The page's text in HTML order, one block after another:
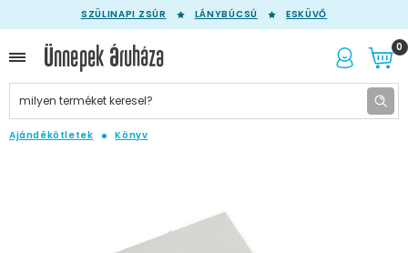
SZÜLINAPI ZSÚR LÁNYBÚCSÚ ESKÜVŐ
0
Ajándékötletek Könyv